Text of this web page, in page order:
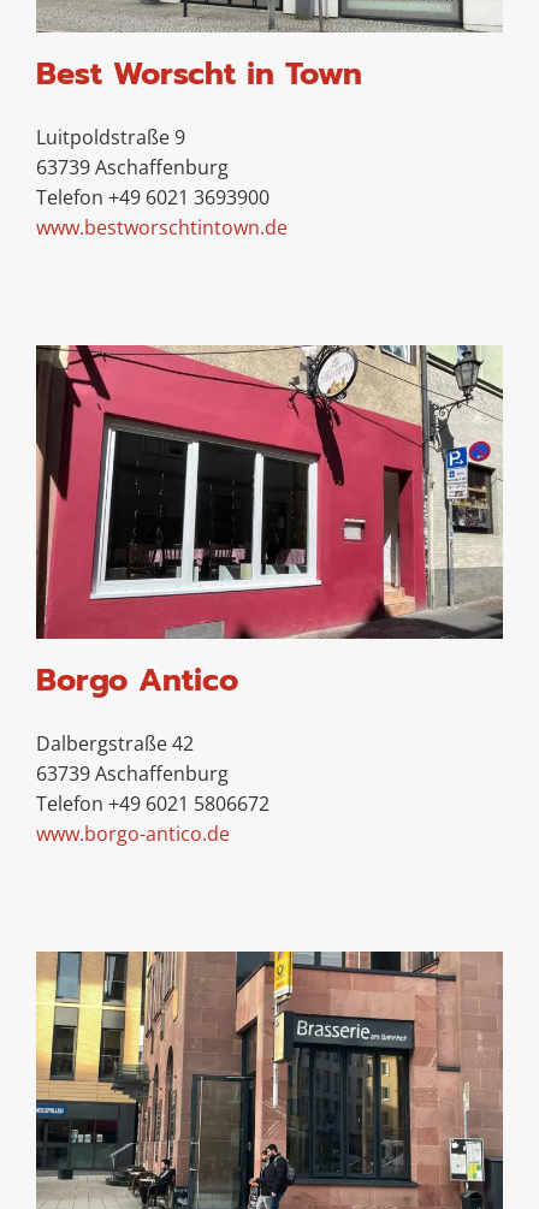
Best Worscht in Town
Luitpoldstraße 9
63739 Aschaffenburg
Telefon +49 6021 3693900
www.bestworschtintown.de
Borgo Antico
Dalbergstraße 42
63739 Aschaffenburg
Telefon +49 6021 5806672
www.borgo-antico.de